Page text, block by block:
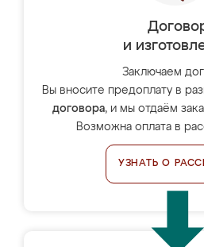
и
Заключаем
Вы вносите предоплату в
договора, и мы отдаём
Возможна оплата в
УЗНАТЬ О